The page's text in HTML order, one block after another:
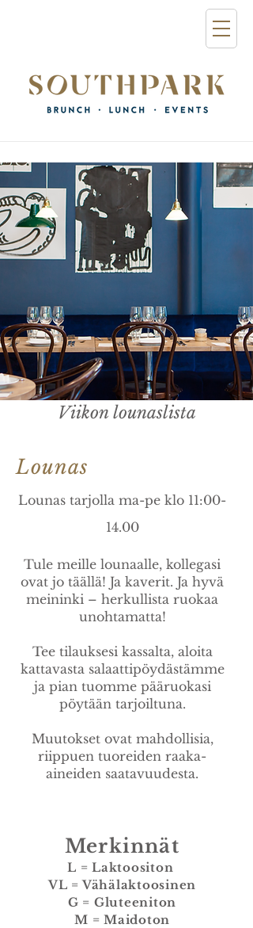
Viikon lounaslista
Lounas
Lounas tarjolla ma-pe klo 11:00-
14.00
Tule meille lounaalle, kollegasi
ovat jo täällä! Ja kaverit. Ja hyvä
meininki – herkullista ruokaa
unohtamatta!
Tee tilauksesi kassalta, aloita
kattavasta salaattipöydästämme
ja pian tuomme pääruokasi
pöytään tarjoiltuna.
Muutokset ovat mahdollisia,
riippuen tuoreiden raaka-
aineiden saatavuudesta.
Merkinnät
L = Laktoositon
VL = Vähälaktoosinen
G = Gluteeniton
M = Maidoton